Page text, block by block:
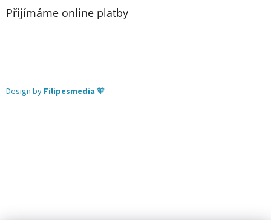
Přijímáme online platby
Design by Filipesmedia 🧡